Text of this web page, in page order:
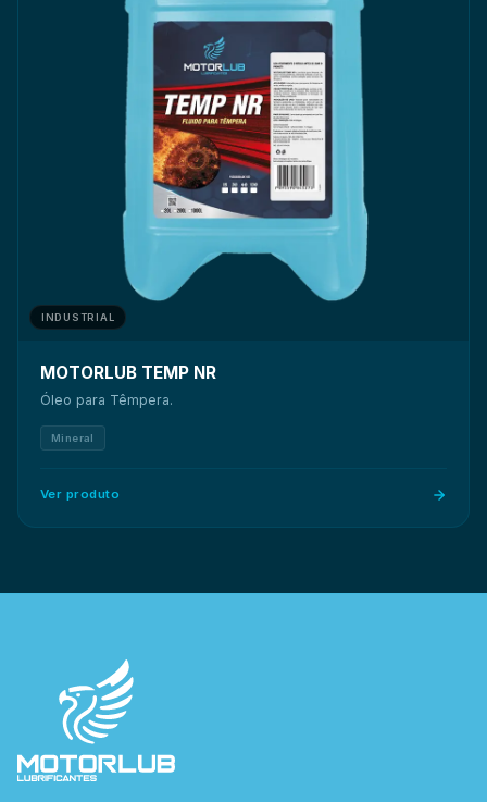
INDUSTRIAL
MOTORLUB TEMP NR
Óleo para Têmpera.
Mineral
Ver produto